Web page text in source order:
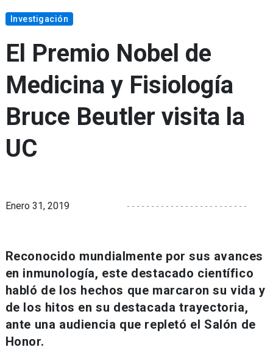
Investigación
El Premio Nobel de
Medicina y Fisiología
Bruce Beutler visita la
UC
Enero 31, 2019
Reconocido mundialmente por sus avances
en inmunología, este destacado científico
habló de los hechos que marcaron su vida y
de los hitos en su destacada trayectoria,
ante una audiencia que repletó el Salón de
Honor.